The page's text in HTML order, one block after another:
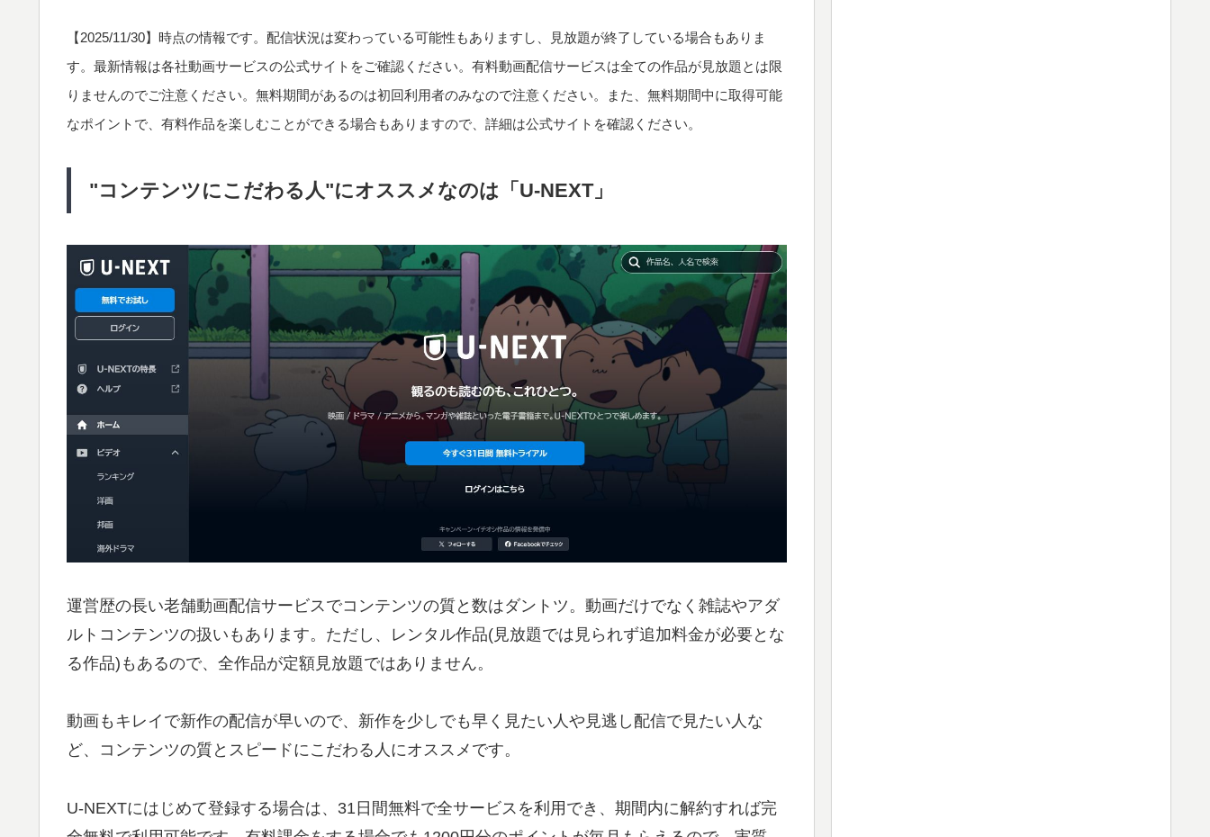
【2025/11/30】時点の情報です。配信状況は変わっている可能性もありますし、見放題が終了している場合もありま
す。最新情報は各社動画サービスの公式サイトをご確認ください。有料動画配信サービスは全ての作品が見放題とは限
りませんのでご注意ください。無料期間があるのは初回利用者のみなので注意ください。また、無料期間中に取得可能
なポイントで、有料作品を楽しむことができる場合もありますので、詳細は公式サイトを確認ください。
"コンテンツにこだわる人"にオススメなのは「U-NEXT」
運営歴の長い老舗動画配信サービスでコンテンツの質と数はダントツ。動画だけでなく雑誌やアダ
ルトコンテンツの扱いもあります。ただし、レンタル作品(見放題では見られず追加料金が必要とな
る作品)もあるので、全作品が定額見放題ではありません。
動画もキレイで新作の配信が早いので、新作を少しでも早く見たい人や見逃し配信で見たい人な
ど、コンテンツの質とスピードにこだわる人にオススメです。
U-NEXTにはじめて登録する場合は、31日間無料で全サービスを利用でき、期間内に解約すれば完